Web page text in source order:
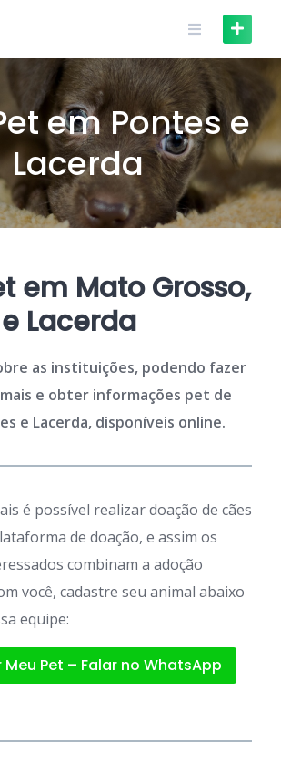
em Pontes e
Lacerda
em Mato Grosso,
Lacerda
as instituições, podendo fazer
e obter informações pet de
e Lacerda, disponíveis online.
é possível realizar doação de cães
de doação, e assim os
combinam a adoção
você, cadastre seu animal abaixo
equipe:
Meu Pet – Falar no WhatsApp